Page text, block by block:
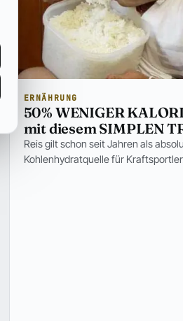
ERNÄHRUNG
50% WENIGER
mit diesem SIMPLEN
Reis gilt schon seit Jahren als
Kohlenhydratquelle für